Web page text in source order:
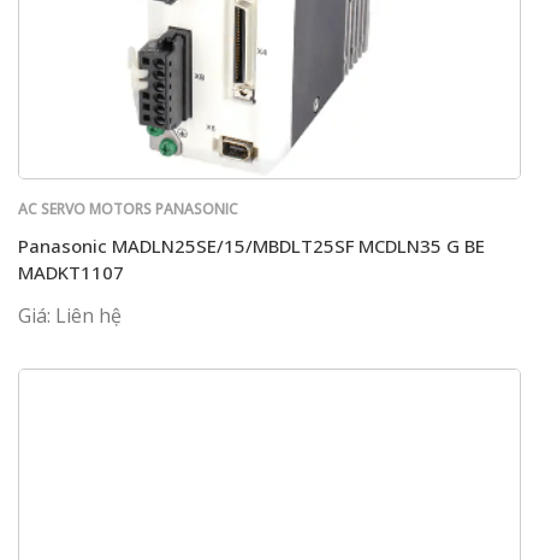
AC SERVO MOTORS PANASONIC
Panasonic MADLN25SE/15/MBDLT25SF MCDLN35 G BE
MADKT1107
Giá: Liên hệ